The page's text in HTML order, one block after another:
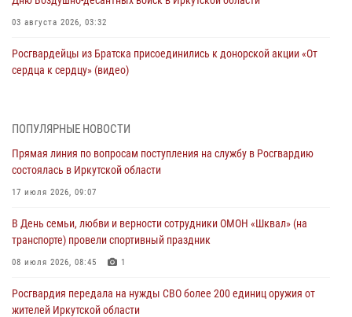
03 августа 2026, 03:32
Росгвардейцы из Братска присоединились к донорской акции «От
сердца к сердцу» (видео)
Сотрудники Росгвардии нашли и вернули родственникам
30 июля 2026, 07:37
Росгвардия передала на нужды СВО более 200 единиц оружия от
30 июля 2026, 06:13
При силовой поддержке СОБР Росгвардии в Иркутской области
30 июля 2026, 04:19
ПОПУЛЯРНЫЕ НОВОСТИ
Прямая линия по вопросам поступления на службу в Росгвардию
состоялась в Иркутской области
17 июля 2026, 09:07
В День семьи, любви и верности сотрудники ОМОН «Шквал» (на
транспорте) провели спортивный праздник
08 июля 2026, 08:45 1
Росгвардия передала на нужды СВО более 200 единиц оружия от
жителей Иркутской области